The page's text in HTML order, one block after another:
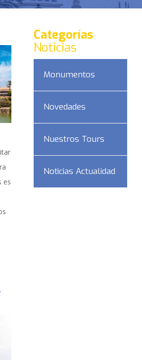
es
Categorías
Noticias
Monumentos
Novedades
Nuestros Tours
Noticias Actualidad